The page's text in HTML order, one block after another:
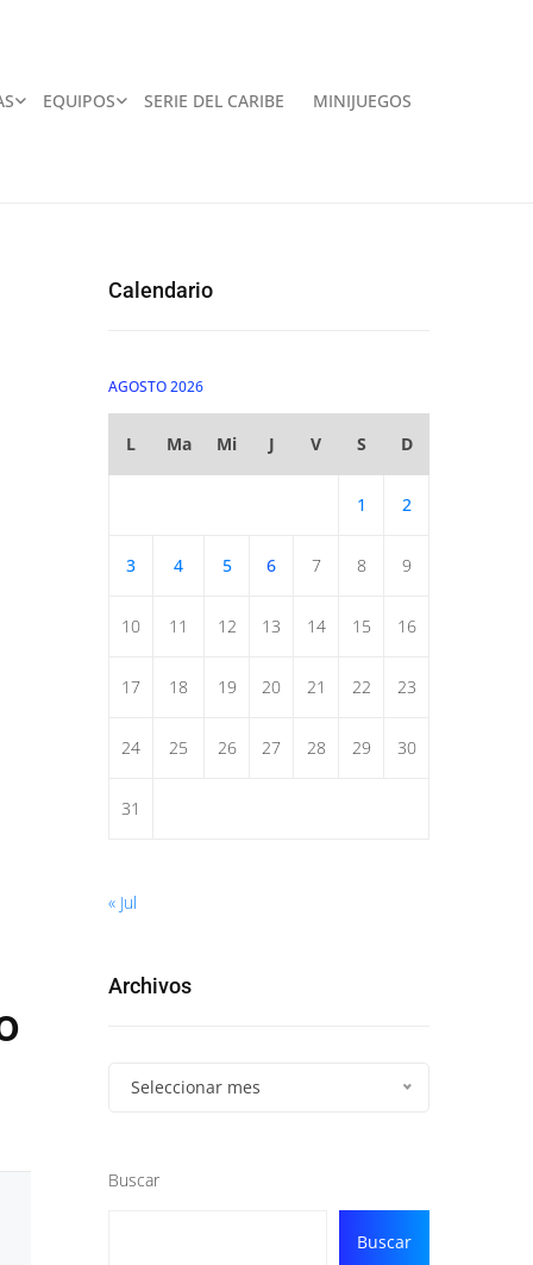
EQUIPOS SERIE DEL CARIBE MINIJUEGOS
Calendario
AGOSTO 2026
L Ma Mi J V S D
1 2
3 4 5 6 7 8 9
10 11 12 13 14 15 16
17 18 19 20 21 22 23
24 25 26 27 28 29 30
31
« Jul
Archivos
Seleccionar mes
Buscar
Buscar